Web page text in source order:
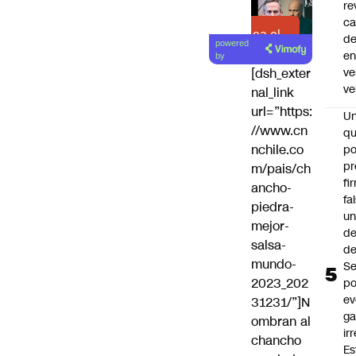
Lea el
artículo
powered
by
[dsh_exter
nal_link
url=”https:
//www.cn
nchile.co
m/pais/ch
ancho-
piedra-
mejor-
salsa-
mundo-
2023_202
31231/”]N
ombran al
chancho
en